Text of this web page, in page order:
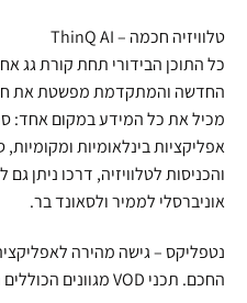
טלוויזיה חכמה – ThinQ AI
החדשה והמתקדמת מפשטת את
מכיל את כל המידע במקום אחד:
אפליקציות בינלאומיות
והכניסות לטלוויזיה, דרכו
אוניברסלי לממיר ולסאונד בר.
נטפליקס – גישה מהירה
החכם. תכני VOD מגוונים הכוללים תרגום לעברית.